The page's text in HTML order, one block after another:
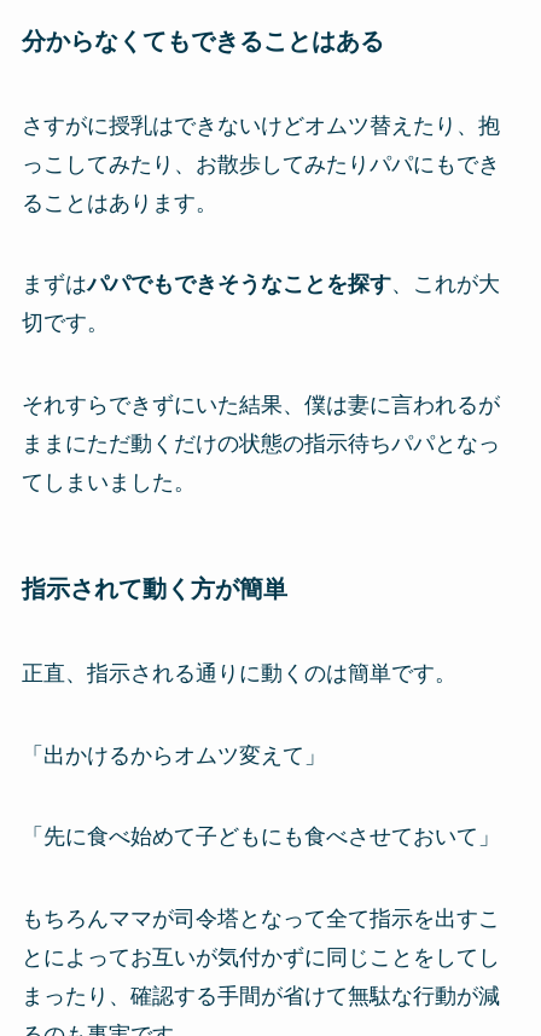
分からなくてもできることはある
さすがに授乳はできないけどオムツ替えたり、抱
っこしてみたり、お散歩してみたりパパにもでき
ることはあります。
まずはパパでもできそうなことを探す、これが大
切です。
それすらできずにいた結果、僕は妻に言われるが
ままにただ動くだけの状態の指示待ちパパとなっ
てしまいました。
指示されて動く方が簡単
正直、指示される通りに動くのは簡単です。
「出かけるからオムツ変えて」
「先に食べ始めて子どもにも食べさせておいて」
もちろんママが司令塔となって全て指示を出すこ
とによってお互いが気付かずに同じことをしてし
まったり、確認する手間が省けて無駄な行動が減